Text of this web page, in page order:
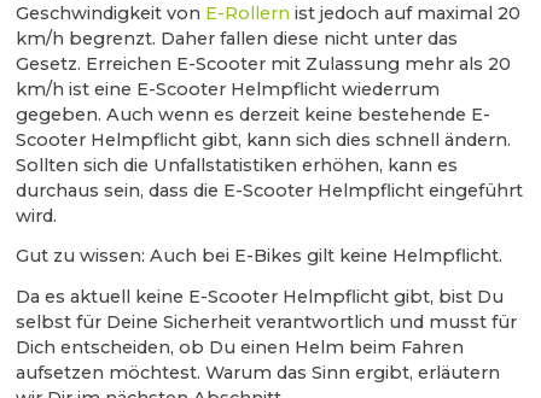
Geschwindigkeit von E-Rollern ist jedoch auf maximal 20
km/h begrenzt. Daher fallen diese nicht unter das
Gesetz. Erreichen E-Scooter mit Zulassung mehr als 20
km/h ist eine E-Scooter Helmpflicht wiederrum
gegeben. Auch wenn es derzeit keine bestehende E-
Scooter Helmpflicht gibt, kann sich dies schnell ändern.
Sollten sich die Unfallstatistiken erhöhen, kann es
durchaus sein, dass die E-Scooter Helmpflicht eingeführt
wird.
Gut zu wissen: Auch bei E-Bikes gilt keine Helmpflicht.
Da es aktuell keine E-Scooter Helmpflicht gibt, bist Du
selbst für Deine Sicherheit verantwortlich und musst für
Dich entscheiden, ob Du einen Helm beim Fahren
aufsetzen möchtest. Warum das Sinn ergibt, erläutern